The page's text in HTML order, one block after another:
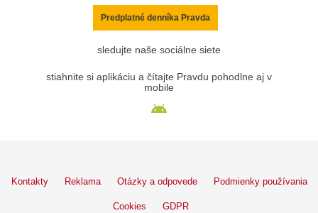
Predplatné denníka Pravda
sledujte naše sociálne siete
stiahnite si aplikáciu a čítajte Pravdu pohodlne aj v
mobile
Kontakty Reklama Otázky a odpovede Podmienky používania
Cookies GDPR